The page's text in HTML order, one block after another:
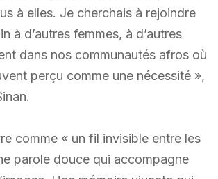
à elles. Je cherchais à rejoindre
à d’autres femmes, à d’autres
dans nos communautés afros où
perçu comme une nécessité »,
comme « un fil invisible entre les
parole douce qui accompagne